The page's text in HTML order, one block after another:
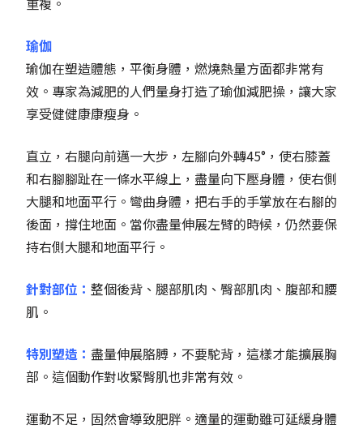
瑜伽
瑜伽在塑造體態，平衡身體，燃燒熱量方面都非常有
效。專家為減肥的人們量身打造了瑜伽減肥操，讓大家
享受健健康康瘦身。
直立，右腿向前邁一大步，左腳向外轉45°，使右膝蓋
和右腳腳趾在一條水平線上，盡量向下壓身體，使右側
大腿和地面平行。彎曲身體，把右手的手掌放在右腳的
後面，撐住地面。當你盡量伸展左臂的時候，仍然要保
持右側大腿和地面平行。
針對部位： 整個後背、腿部肌肉、臀部肌肉、腹部和腰
肌。
特別塑造： 盡量伸展胳膊，不要駝背，這樣才能擴展胸
部。這個動作對收緊臀肌也非常有效。
運動不足，固然會導致肥胖。適量的運動雖可延緩身體